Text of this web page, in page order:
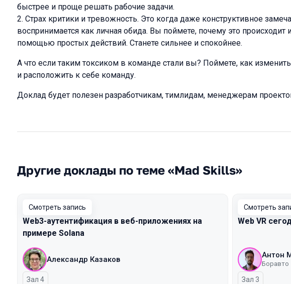
быстрее и проще решать рабочие задачи.
Страх критики и тревожность. Это когда даже конструктивное
воспринимается как личная обида. Вы поймете, почему это происходит
помощью простых действий. Станете сильнее и спокойнее.
А что если таким токсиком в команде стали вы? Поймете, как
и расположить к себе команду.
Доклад будет полезен разработчикам, тимлидам, менеджерам
Другие доклады по теме «Mad Skills»
Смотреть запись
Web3-аутентификация в веб-приложениях на
примере Solana
Александр Казаков
Зал 4
Смотреть
Web VR
Антон
Боравто
Зал 3